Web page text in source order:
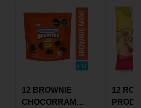
12 BROWNIE
CHOCORRAMO
12